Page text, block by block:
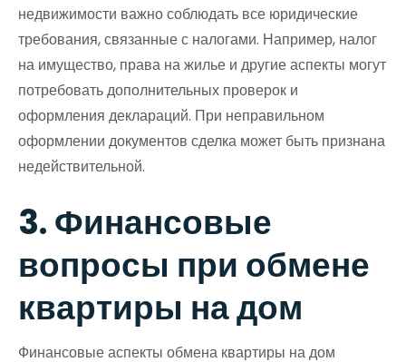
недвижимости важно соблюдать все юридические
требования, связанные с налогами. Например, налог
на имущество, права на жилье и другие аспекты могут
потребовать дополнительных проверок и
оформления деклараций. При неправильном
оформлении документов сделка может быть признана
недействительной.
3. Финансовые
вопросы при обмене
квартиры на дом
Финансовые аспекты обмена квартиры на дом